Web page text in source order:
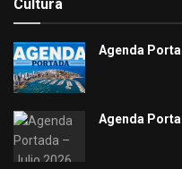
Cultura
Agenda
Agenda